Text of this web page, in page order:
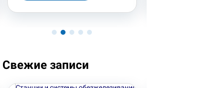
Свежие записи